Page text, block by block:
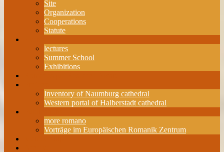
Site
Organization
Cooperations
Statute
lectures
Summer School
Exhibitions
Inventory of Naumburg cathedral
Western portal of Halberstadt cathedral
more romano
Vorträge im Europäischen Romanik Zentrum